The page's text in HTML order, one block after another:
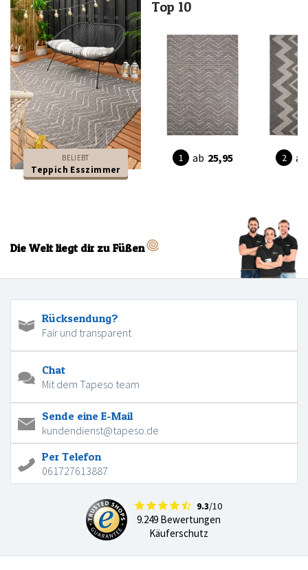
BELIEBT
Teppich Esszimmer
Top 10
ab 25,95 ab
Die Welt liegt dir zu Füßen
Rücksendung?
Fair und transparent
Chat
Mit dem Tapeso team
Sende eine E-Mail
kundendienst@tapeso.de
Per Telefon
061727613887
9.3/10
9.249 Bewertungen
Käuferschutz